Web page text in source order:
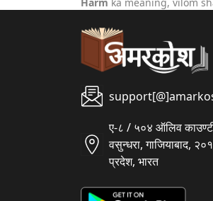
ए-८ / ५०४ ऑलिव
वसुन्धरा, गाजियाबाद,
प्रदेश, भारत